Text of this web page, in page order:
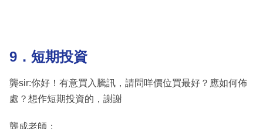
9．短期投資
龔sir:你好！有意買入騰訊，請問咩價位買最好？應如何佈
處？想作短期投資的，謝謝
龔成老師：